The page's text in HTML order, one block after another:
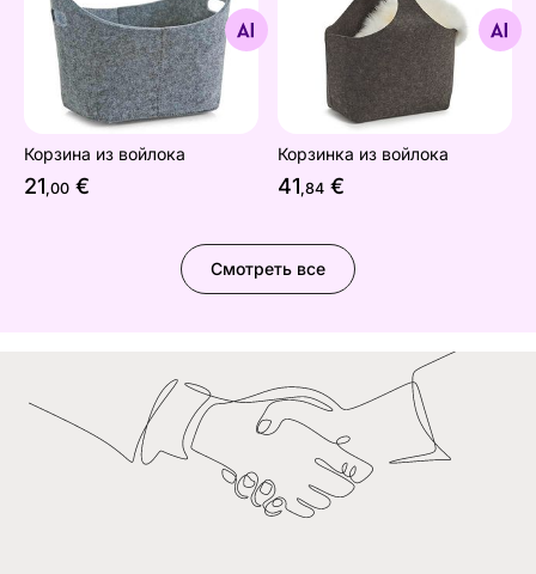
Найдите похожие
Корзина из войлока
21,00 €
Найдите похожие
Корзинка из войлока
41,84 €
Смотреть все